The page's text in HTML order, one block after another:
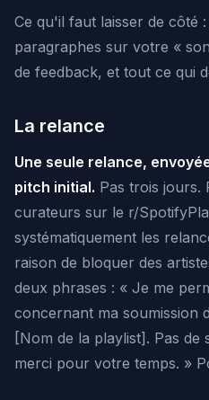
Ce qu'il faut laisser de côté
paragraphes sur votre «
de feedback, et tout ce qui
La relance
Une seule relance,
pitch initial. Pas trois jours.
curateurs sur le r/
systématiquement les
raison de bloquer des
deux phrases : « Je me
concernant ma soumission
[Nom de la playlist]. Pas
merci pour votre temps. »